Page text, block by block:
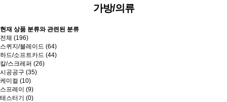
가방/의류
현재 상품 분류와 관련된 분류
전체 (196)
스퀴지/블레이드 (64)
하드/소프트카드 (44)
칼/스크레퍼 (26)
시공공구 (35)
케미컬 (10)
스프레이 (9)
테스터기 (0)